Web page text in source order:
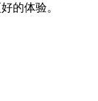
的体验。